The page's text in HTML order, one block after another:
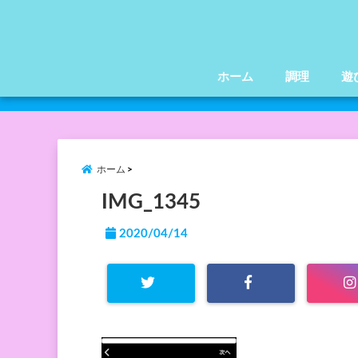
ホーム 調理 遊
ホーム
IMG_1345
2020/04/14